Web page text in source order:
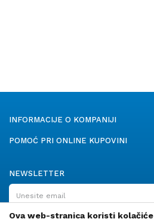
INFORMACIJE O KOMPANIJI
POMOĆ PRI ONLINE KUPOVINI
NEWSLETTER
Ova web-stranica koristi kolačiće